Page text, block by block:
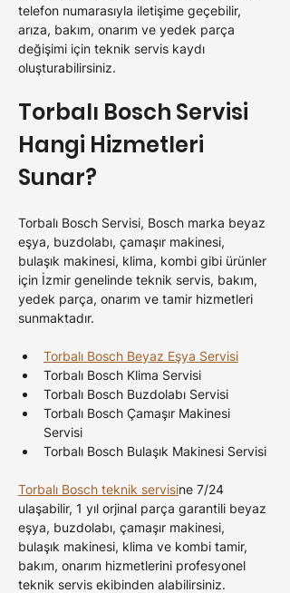
telefon numarasıyla iletişime geçebilir,
arıza, bakım, onarım ve yedek parça
değişimi için teknik servis kaydı
oluşturabilirsiniz.
Torbalı Bosch Servisi
Hangi Hizmetleri
Sunar?
Torbalı Bosch Servisi, Bosch marka beyaz
eşya, buzdolabı, çamaşır makinesi,
bulaşık makinesi, klima, kombi gibi ürünler
için İzmir genelinde teknik servis, bakım,
yedek parça, onarım ve tamir hizmetleri
sunmaktadır.
Torbalı Bosch Beyaz Eşya Servisi
Torbalı Bosch Klima Servisi
Torbalı Bosch Buzdolabı Servisi
Torbalı Bosch Çamaşır Makinesi
Servisi
Torbalı Bosch Bulaşık Makinesi Servisi
Torbalı Bosch teknik servisine 7/24
ulaşabilir, 1 yıl orjinal parça garantili beyaz
eşya, buzdolabı, çamaşır makinesi,
bulaşık makinesi, klima ve kombi tamir,
bakım, onarım hizmetlerini profesyonel
teknik servis ekibinden alabilirsiniz.